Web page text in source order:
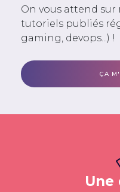
On vous attend sur
tutoriels publiés
gaming, devops...) !
ÇA
Une